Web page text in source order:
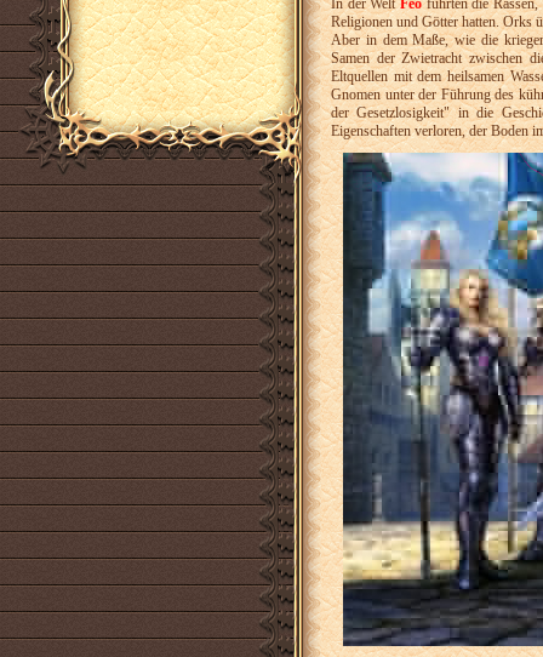
In der WeltFeoführten die
Religionen und Götter hatten. Orks
Aber in dem Maße, wie die
Samen der Zwietracht zwischen
Eltquellen mit dem heilsamen
Gnomen unter der Führung des
der Gesetzlosigkeit" in die
Eigenschaften verloren, der Boden